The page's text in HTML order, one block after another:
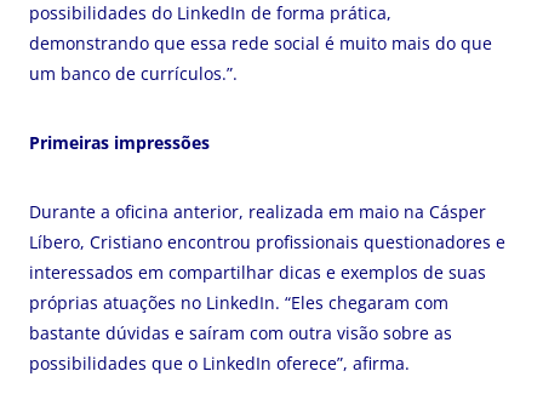
possibilidades do LinkedIn de forma prática,
demonstrando que essa rede social é muito mais do que
um banco de currículos.”.
Primeiras impressões
Durante a oficina anterior, realizada em maio na Cásper
Líbero, Cristiano encontrou profissionais questionadores e
interessados em compartilhar dicas e exemplos de suas
próprias atuações no LinkedIn. “Eles chegaram com
bastante dúvidas e saíram com outra visão sobre as
possibilidades que o LinkedIn oferece”, afirma.